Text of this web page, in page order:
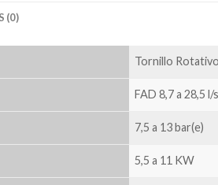
(0)
Tornillo Rotativo
FAD 8,7 a 28,5 l/s
7,5 a 13 bar(e)
5,5 a 11 KW